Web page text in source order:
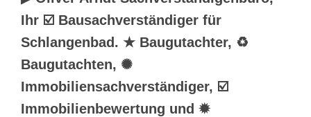
Ihr ☑️ Bausachverständiger für
Schlangenbad. ★ Baugutachter, ♻
Baugutachten, ✺
Immobiliensachverständiger, ☑️
Immobilienbewertung und ✹